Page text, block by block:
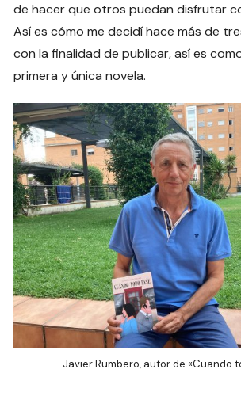
de hacer que otros puedan disfrutar
Así es cómo me decidí hace más de
con la finalidad de publicar, así es
primera y única novela.
Javier Rumbero, autor de «Cuando